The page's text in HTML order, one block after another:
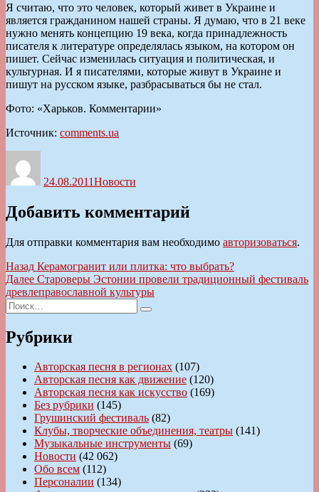
Я считаю, что это человек, который живет в Украине и
является гражданином нашей страны. Я думаю, что в 21 веке
нужно менять концепцию 19 века, когда принадлежность
писателя к литературе определялась языком, на котором он
пишет. Сейчас изменилась ситуация и политическая, и
культурная. И я писателями, которые живут в Украине и
пишут на русском языке, разбрасываться бы не стал.
Фото: «Харьков. Комментарии»
Источник: comments.ua
24.08.2011Новости
Добавить комментарий
Для отправки комментария вам необходимо авторизоваться.
Навигация
по
записям
Назад Предыдущая
запись:
Керамогранит или плитка: что выбрать?
Далее Следующая
запись:
Староверы Эстонии провели традиционный фестиваль
древлеправославной культуры
Искать:
Поиск
Рубрики
Авторская песня в регионах (107)
Авторская песня как движение (120)
Авторская песня как искусство (169)
Без рубрики (145)
Грушинский фестиваль (82)
Клубы, творческие объединения, театры (141)
Музыкальные инструменты (69)
Новости (42 062)
Обо всем (112)
Персоналии (134)